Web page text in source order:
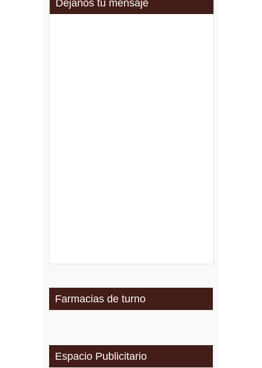
Dejanos tu mensaje
Farmacias de turno
Espacio Publicitario